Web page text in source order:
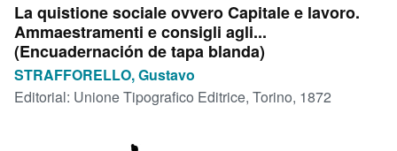
Consultar mis pedidos
Búsqueda avanzada
Colecciones
Arte y coleccionismo
La quistione sociale ovvero Capitale e lavoro.
Ammaestramenti e consigli agli...
(Encuadernación de tapa blanda)
STRAFFORELLO, Gustavo
Editorial: Unione Tipografico Editrice, Torino, 1872